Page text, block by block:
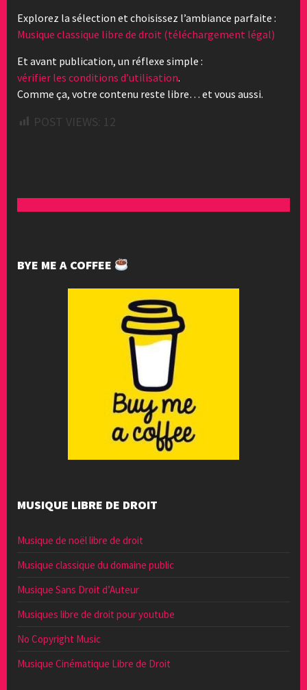
Explorez la sélection et choisissez l’ambiance parfaite :
Musique classique libre de droit (téléchargement légal)
Et avant publication, un réflexe simple :
vérifier les conditions d’utilisation.
Comme ça, votre contenu reste libre… et vous aussi.
POST VIEWS: 12
BYE ME A COFFEE
MUSIQUE LIBRE DE DROIT
Musique de noël libre de droit
Musique classique du domaine public
Musique Sans Droit d’Auteur
Musiques libre de droit pour youtube
No Copyright Music
Musique Cinématique Libre de Droit